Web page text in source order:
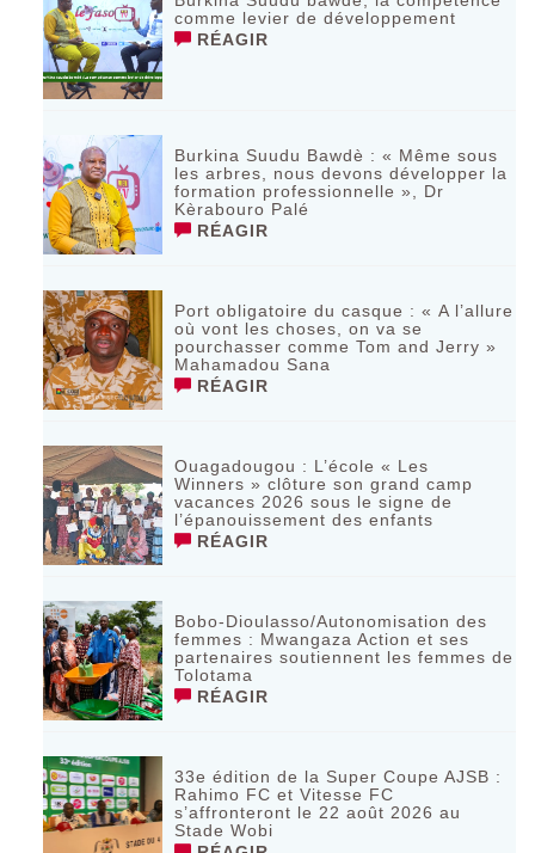
comme levier de développement
RÉAGIR
Burkina Suudu Bawdè : « Même sous
les arbres, nous devons développer la
formation professionnelle », Dr
Kèrabouro Palé
RÉAGIR
Port obligatoire du casque : « A l’allure
où vont les choses, on va se
pourchasser comme Tom and Jerry »
Mahamadou Sana
RÉAGIR
Ouagadougou : L’école « Les
Winners » clôture son grand camp
vacances 2026 sous le signe de
l’épanouissement des enfants
RÉAGIR
Bobo-Dioulasso/Autonomisation des
femmes : Mwangaza Action et ses
partenaires soutiennent les femmes de
Tolotama
RÉAGIR
33e édition de la Super Coupe AJSB :
Rahimo FC et Vitesse FC
s’affronteront le 22 août 2026 au
Stade Wobi